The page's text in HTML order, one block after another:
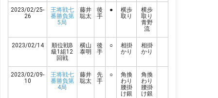
2023/02/25-
26
王将戦七
番勝負第
5局
藤井
聡太
後
手
●
横歩
取り
横歩
取り
青野
流
2023/02/14
順位戦B
級1組12
回戦
横山
泰明
後
手
○
相掛
かり
相掛
かり
2023/02/09-
10
王将戦七
番勝負第
4局
藤井
聡太
先
手
○
角換
わり
腰掛
け銀
角換
わり
腰掛
け銀